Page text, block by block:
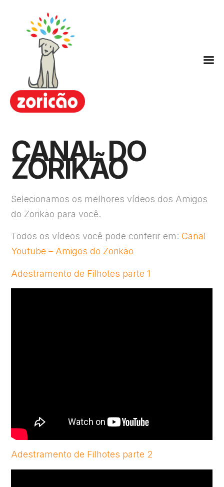
Zoricão
Canina
Hotel para Cachorros
Nosso Método ARC
FAQ
CANAL DO
ZORIKÃO
Selecionamos os melhores vídeos dos Amigos
do Zorikão para você.
Todos os vídeos você pode conferir em:Canal
Youtube – Amigos do Zorikão
Adestramento de Filhotes parte 1
Adestramento de Filhotes parte 2